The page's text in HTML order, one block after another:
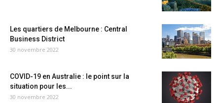
Les quartiers de Melbourne : Central
Business District
30 novembre 2022
COVID-19 en Australie : le point sur la
situation pour les...
30 novembre 2022